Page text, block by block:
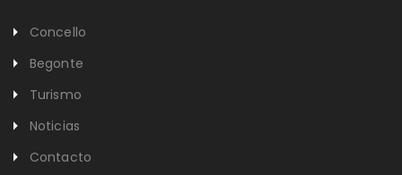
Concello
Begonte
Turismo
Noticias
Contacto